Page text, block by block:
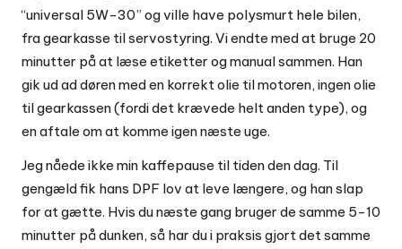
“universal 5W-30” og ville have polysmurt hele bilen,
fra gearkasse til servostyring. Vi endte med at bruge 20
minutter på at læse etiketter og manual sammen. Han
gik ud ad døren med en korrekt olie til motoren, ingen olie
til gearkassen (fordi det krævede helt anden type), og
en aftale om at komme igen næste uge.
Jeg nåede ikke min kaffepause til tiden den dag. Til
gengæld fik hans DPF lov at leve længere, og han slap
for at gætte. Hvis du næste gang bruger de samme 5-10
minutter på dunken, så har du i praksis gjort det samme